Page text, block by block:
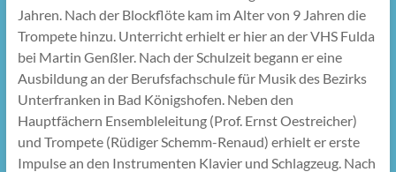
Jahren. Nach der Blockflöte kam im Alter von 9 Jahren die
Trompete hinzu. Unterricht erhielt er hier an der VHS Fulda
bei Martin Genßler. Nach der Schulzeit begann er eine
Ausbildung an der Berufsfachschule für Musik des Bezirks
Unterfranken in Bad Königshofen. Neben den
Hauptfächern Ensembleleitung (Prof. Ernst Oestreicher)
und Trompete (Rüdiger Schemm-Renaud) erhielt er erste
Impulse an den Instrumenten Klavier und Schlagzeug. Nach